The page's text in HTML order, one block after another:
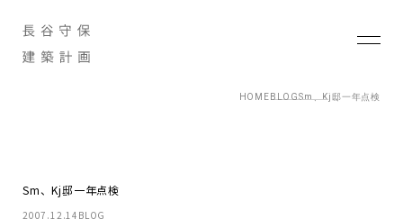
Sm、Kj邸一年点検
2007.12.14 BLOG
HOME BLOGSm、Kj邸一年点検